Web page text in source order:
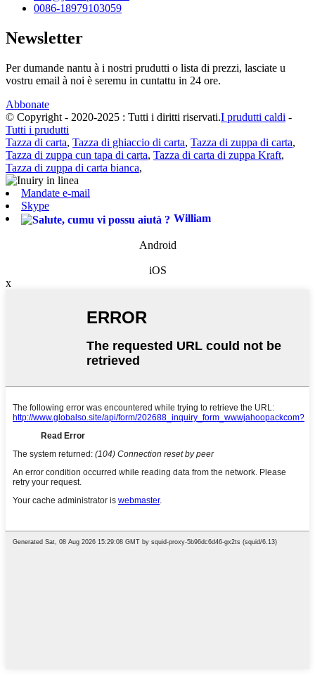
0086-18979103059
Newsletter
Per dumande nantu à i nostri prudutti o lista di prezzi, lasciate u
vostru email à noi è seremu in cuntattu in 24 ore.
Abbonate
© Copyright - 2020-2025 : Tutti i diritti riservati.I prudutti caldi -
Tutti i prudutti
Tazza di carta, Tazza di ghiaccio di carta, Tazza di zuppa di carta,
Tazza di zuppa cun tapa di carta, Tazza di carta di zuppa Kraft,
Tazza di zuppa di carta bianca,
Mandate e-mail
Skype
William
Android
iOS
x